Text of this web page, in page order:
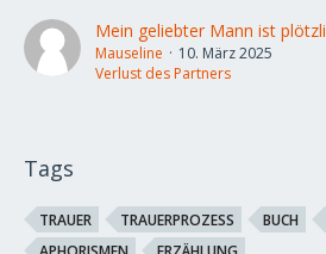
Mauseline
10. März 2025
Verlust des Partners
Tags
TRAUER TRAUERPROZESS BUCH